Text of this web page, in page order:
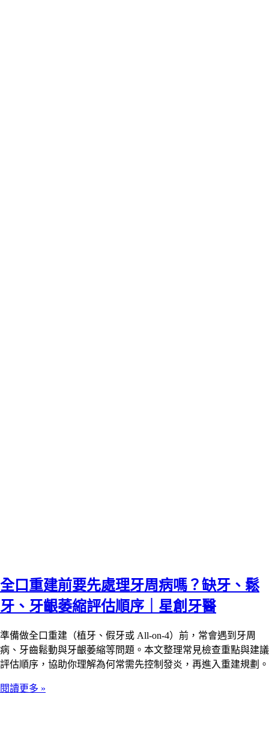
全口重建前要先處理牙周病嗎？缺牙、鬆
牙、牙齦萎縮評估順序｜星創牙醫
準備做全口重建（植牙、假牙或 All-on-4）前，常會遇到牙周
病、牙齒鬆動與牙齦萎縮等問題。本文整理常見檢查重點與建議
評估順序，協助你理解為何常需先控制發炎，再進入重建規劃。
閱讀更多 »